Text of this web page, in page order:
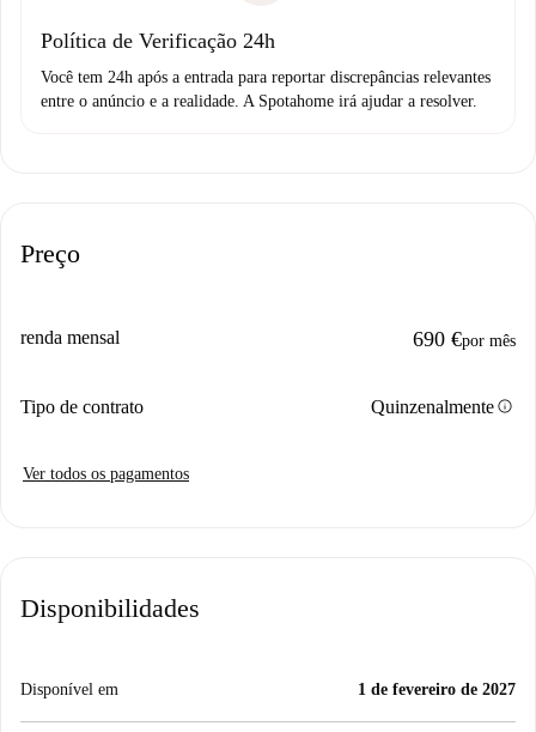
Política de Verificação 24h
Você tem 24h após a entrada para reportar discrepâncias relevantes
entre o anúncio e a realidade. A Spotahome irá ajudar a resolver.
Preço
renda mensal 690 €por mês
Tipo de contrato Quinzenalmenteinfo
Ver todos os pagamentos
Disponibilidades
Disponível em 1 de fevereiro de 2027